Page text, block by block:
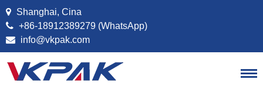
Vai al contenuto
Shanghai, Cina
+86-18912389279 (WhatsApp)
info@vkpak.com